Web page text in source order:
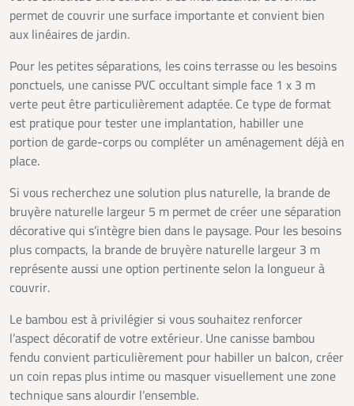
permet de couvrir une surface importante et convient bien
aux linéaires de jardin.
Pour les petites séparations, les coins terrasse ou les besoins
ponctuels, une canisse PVC occultant simple face 1 x 3 m
verte peut être particulièrement adaptée. Ce type de format
est pratique pour tester une implantation, habiller une
portion de garde-corps ou compléter un aménagement déjà en
place.
Si vous recherchez une solution plus naturelle, la brande de
bruyère naturelle largeur 5 m permet de créer une séparation
décorative qui s’intègre bien dans le paysage. Pour les besoins
plus compacts, la brande de bruyère naturelle largeur 3 m
représente aussi une option pertinente selon la longueur à
couvrir.
Le bambou est à privilégier si vous souhaitez renforcer
l’aspect décoratif de votre extérieur. Une canisse bambou
fendu convient particulièrement pour habiller un balcon, créer
un coin repas plus intime ou masquer visuellement une zone
technique sans alourdir l’ensemble.